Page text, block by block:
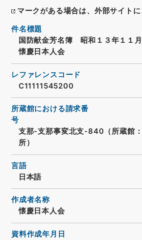
マークがある場合は、外部サイトに
件名標題
国防献金芳名簿 昭和１３年１１
懐慶日本人会
レファレンスコード
C11111545200
所蔵館における請求番
号
支那-支那事変北支-840（所蔵館
所）
言語
日本語
作成者名称
懐慶日本人会
資料作成年月日